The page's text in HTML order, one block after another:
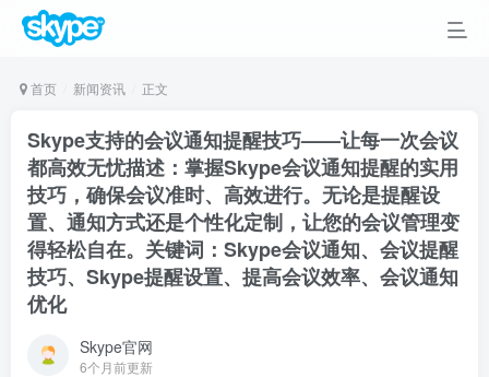
首页 新闻资讯 正文
Skype支持的会议通知提醒技巧——让每一次会议
都高效无忧描述：掌握Skype会议通知提醒的实用
技巧，确保会议准时、高效进行。无论是提醒设
置、通知方式还是个性化定制，让您的会议管理变
得轻松自在。关键词：Skype会议通知、会议提醒
技巧、Skype提醒设置、提高会议效率、会议通知
优化
Skype官网
6个月前更新